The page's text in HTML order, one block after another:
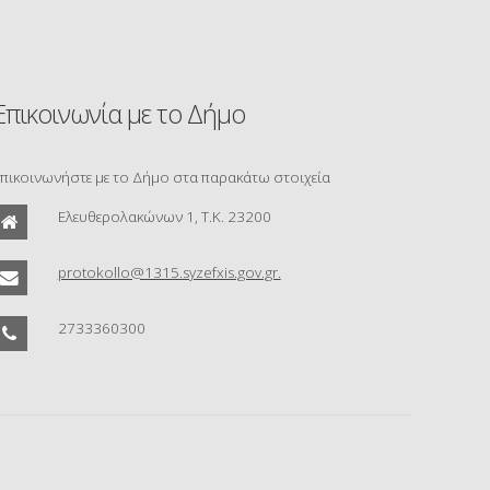
με το Δήμο
με το Δήμο στα παρακάτω στοιχεία
Ελευθερολακώνων 1, Τ.Κ. 23200
protokollo@1315.syzefxis.gov.gr.
2733360300